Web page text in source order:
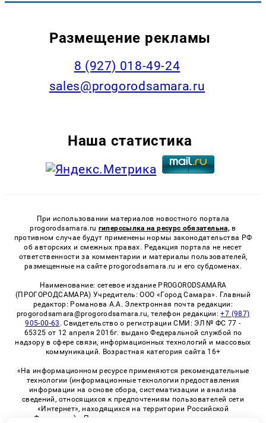
Размещение рекламы
8 (927) 018-49-24
sales@progorodsamara.ru
Наша статистика
При использовании материалов новостного портала
progorodsamara.ru гиперссылка на ресурс обязательна, в
противном случае будут применены нормы законодательства РФ
об авторских и смежных правах. Редакция портала не несет
ответственности за комментарии и материалы пользователей,
размещенные на сайте progorodsamara.ru и его субдоменах.
Наименование: сетевое издание PROGORODSAMARA
(ПРОГОРОДСАМАРА) Учредитель: ООО «Город Самара». Главный
редактор: Романова А.А. Электронная почта редакции:
progorodsamara@progorodsamara.ru, телефон редакции:+7 (987)
905-00-63 . Свидетельство о регистрации СМИ: ЭЛ № ФС 77 -
65325 от 12 апреля 2016г. выдано Федеральной службой по
надзору в сфере связи, информационных технологий и массовых
коммуникаций. Возрастная категория сайта 16+
«На информационном ресурсе применяются рекомендательные
технологии (информационные технологии предоставления
информации на основе сбора, систематизации и анализа
сведений, относящихся к предпочтениям пользователей сети
«Интернет», находящихся на территории Российской
Федерации)». Правила применения рекомендательных